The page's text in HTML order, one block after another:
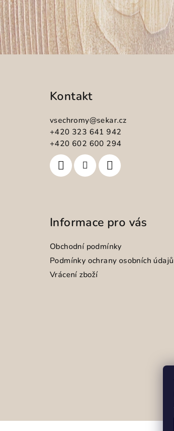
Kontakt
vsechromy@sekar.cz
+420 323 641 942
+420 602 600 294
Informace pro vás
Obchodní podmínky
Podmínky ochrany osobních údajů
Vrácení zboží